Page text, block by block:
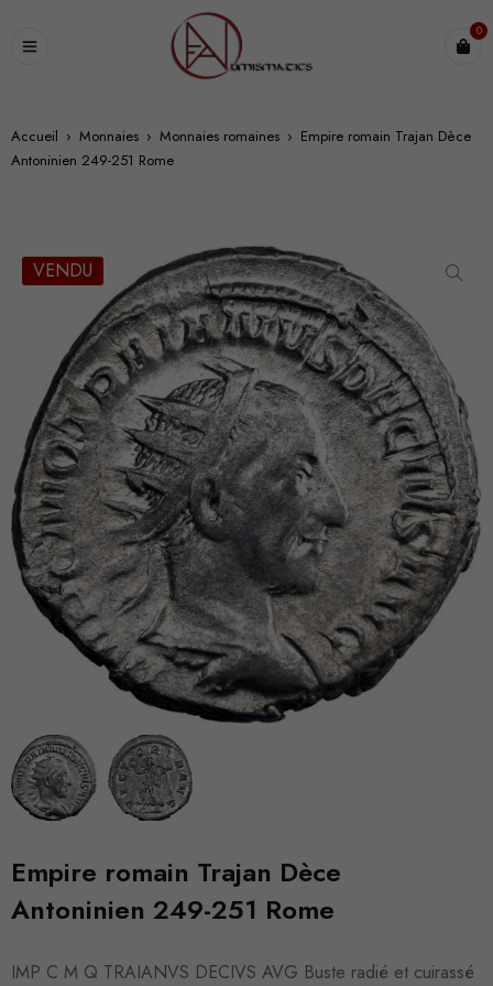
0
Accueil › Monnaies › Monnaies romaines › Empire romain Trajan Dèce
Antoninien 249-251 Rome
VENDU
Empire romain Trajan Dèce
Antoninien 249-251 Rome
IMP C M Q TRAIANVS DECIVS AVG Buste radié et cuirassé